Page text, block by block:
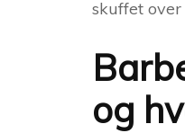
skuffet over
og